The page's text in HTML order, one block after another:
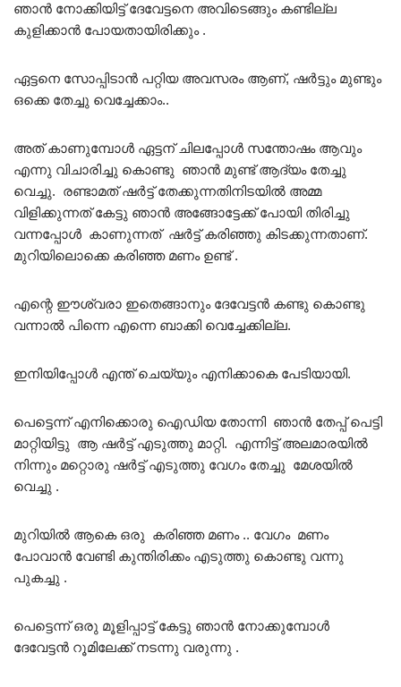
ഞാൻ നോക്കിയിട്ട് ദേവേട്ടനെ അവിടെങ്ങും കണ്ടില്ല
കുളിക്കാൻ പോയതായിരിക്കും .
ഏട്ടനെ സോപ്പിടാൻ പറ്റിയ അവസരം ആണ്, ഷർട്ടും മുണ്ടും
ഒക്കെ തേച്ചു വെച്ചേക്കാം..
അത് കാണുമ്പോൾ ഏട്ടന് ചിലപ്പോൾ സന്തോഷം ആവും
എന്നു വിചാരിച്ചു കൊണ്ടു ഞാൻ മുണ്ട് ആദ്യം തേച്ചു
വെച്ചു. രണ്ടാമത് ഷർട്ട്‌ തേക്കുന്നതിനിടയിൽ അമ്മ
വിളിക്കുന്നത് കേട്ടു ഞാൻ അങ്ങോട്ടേക്ക് പോയി തിരിച്ചു
വന്നപ്പോൾ കാണുന്നത് ഷർട്ട്‌ കരിഞ്ഞു കിടക്കുന്നതാണ്.
മുറിയിലൊക്കെ കരിഞ്ഞ മണം ഉണ്ട് .
എന്റെ ഈശ്വരാ ഇതെങ്ങാനും ദേവേട്ടൻ കണ്ടു കൊണ്ടു
വന്നാൽ പിന്നെ എന്നെ ബാക്കി വെച്ചേക്കില്ല.
ഇനിയിപ്പോൾ എന്ത് ചെയ്യും എനിക്കാകെ പേടിയായി.
പെട്ടെന്ന് എനിക്കൊരു ഐഡിയ തോന്നി ഞാൻ തേപ്പ് പെട്ടി
മാറ്റിയിട്ടു ആ ഷർട്ട്‌ എടുത്തു മാറ്റി. എന്നിട്ട് അലമാരയിൽ
നിന്നും മറ്റൊരു ഷർട്ട്‌ എടുത്തു വേഗം തേച്ചു മേശയിൽ
വെച്ചു .
മുറിയിൽ ആകെ ഒരു കരിഞ്ഞ മണം .. വേഗം മണം
പോവാൻ വേണ്ടി കുന്തിരിക്കം എടുത്തു കൊണ്ടു വന്നു
പുകച്ചു .
പെട്ടെന്ന് ഒരു മൂളിപ്പാട്ട് കേട്ടു ഞാൻ നോക്കുമ്പോൾ
ദേവേട്ടൻ റൂമിലേക്ക് നടന്നു വരുന്നു .